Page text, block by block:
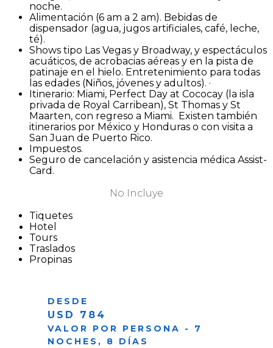
noche.
Alimentación (6 am a 2 am). Bebidas de
dispensador (agua, jugos artificiales, café, leche,
té).
Shows tipo Las Vegas y Broadway, y espectáculos
acuáticos, de acrobacias aéreas y en la pista de
patinaje en el hielo. Entretenimiento para todas
las edades (Niños, jóvenes y adultos). ·
Itinerario: Miami, Perfect Day at Cococay (la isla
privada de Royal Carribean), St Thomas y St
Maarten, con regreso a Miami. Existen también
itinerarios por México y Honduras o con visita a
San Juan de Puerto Rico.
Impuestos.
Seguro de cancelación y asistencia médica Assist-
Card.
No Incluye
Tiquetes
Hotel
Tours
Traslados
Propinas
DESDE
USD 784
VALOR POR PERSONA - 7
NOCHES, 8 DÍAS